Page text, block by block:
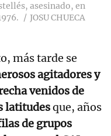
asesinado, en
JOSU CHUECA
más tarde se
agitadores y
venidos de
latitudesque, años
de grupos